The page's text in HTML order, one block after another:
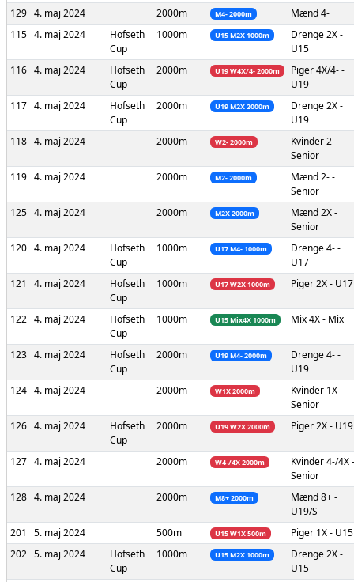
129 4. maj 2024 2000m M4- 2000m Mænd4-
115 4. maj 2024
Hofseth
Cup
1000m U15 M2X 1000m Drenge2X -
U15
116 4. maj 2024
Hofseth
Cup
2000m U19 W4X/4- 2000m Piger4X/4- -
U19
117 4. maj 2024
Hofseth
Cup
2000m U19 M2X 2000m Drenge2X -
U19
118 4. maj 2024 2000m W2- 2000m Kvinder2- -
Senior
119 4. maj 2024 2000m M2- 2000m Mænd2- -
Senior
125 4. maj 2024 2000m M2X 2000m Mænd2X -
Senior
120 4. maj 2024
Hofseth
Cup
1000m U17 M4- 1000m Drenge4- -
U17
121
4. maj 2024
Hofseth
Cup
1000m U17 W2X 1000m Piger2X - U17
122 4. maj 2024
Hofseth
Cup
1000m U15 Mix4X 1000m Mix4X - Mix
123 4. maj 2024
Hofseth
Cup
2000m U19 M4- 2000m Drenge4- -
U19
124 4. maj 2024 2000m W1X 2000m Kvinder 1X -
Senior
126 4. maj 2024
Hofseth
Cup
2000m U19 W2X 2000m Piger2X - U19
127 4. maj 2024 2000m W4-/4X 2000m Kvinder4-/4X -
Senior
128 4. maj 2024 2000m M8+ 2000m Mænd8+ -
U19/S
201
5. maj 2024 500m U15 W1X 500m Piger 1X - U15
202 5. maj 2024
Hofseth
Cup
1000m U15 M2X 1000m Drenge2X -
U15